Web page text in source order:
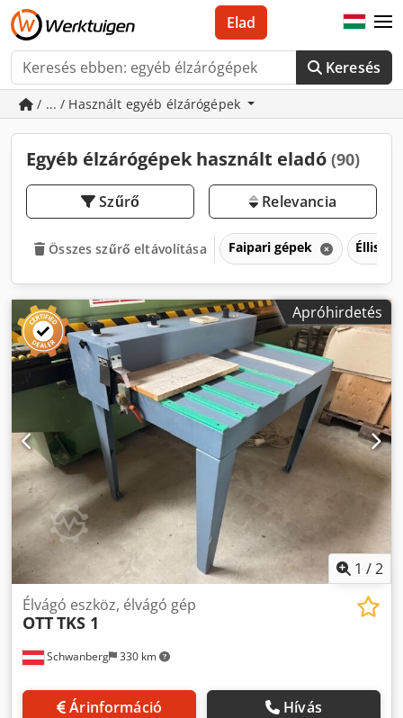
Keresés
Elad
/ ... / Használt egyéb élzárógépek
Egyéb élzárógépek használt eladó (90)
Szűrő Relevancia
Összes szűrő eltávolítása Faipari gépek Éllista
Apróhirdetés
1 /2
Schwanberg 330 km
Élvágó eszköz, élvágó gép
OTTTKS 1
Árinformáció Hívás